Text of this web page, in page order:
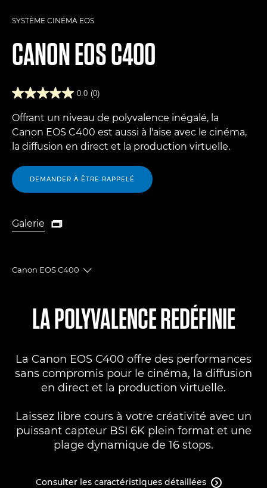
SYSTÈME CINÉMA EOS
CANONEOS C400
0.0 (0)
Offrant un niveau de polyvalence inégalé, la
Canon EOS C400 est aussi à l'aise avec le cinéma,
la diffusion en direct et la production virtuelle.
DEMANDER À ÊTRE RAPPELÉ
Galerie
Galerie

Canon EOS C400
Toggle breadcrumbs
Caractéristiques
Galerie
Commentaires
Assistance
LA POLYVALENCE REDÉFINIE
La Canon EOS C400 offre des performances
sans compromis pour le cinéma, la diffusion
en direct et la production virtuelle.
Laissez libre cours à votre créativité avec un
puissant capteur BSI 6K plein format et une
plage dynamique de 16 stops.
Consulter les caractéristiques détaillées 